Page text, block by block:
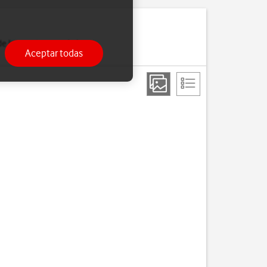
Internet o cuando has
Aceptar todas